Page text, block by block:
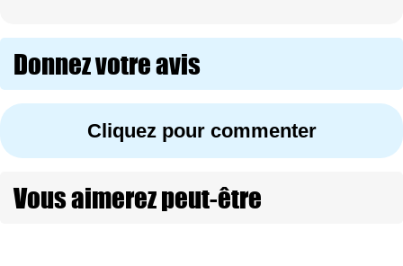
Donnez votre avis
Cliquez pour commenter
Vous aimerez peut-être